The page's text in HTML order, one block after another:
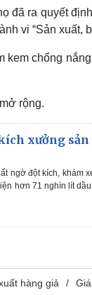
đã ra quyết
vi “Sản xuất,
chống
rộng.
xưởng
ngờ đột kích, khám
hơn 71 nghìn lít
hàng giả